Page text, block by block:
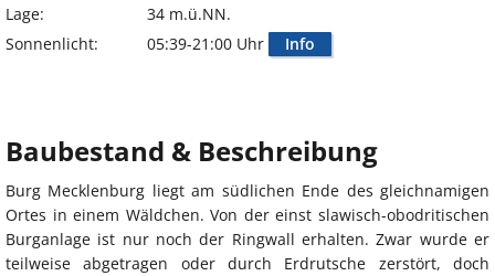
Lage:
34 m.ü.NN.
Sonnenlicht:
05:39-21:00 Uhr Info
Baubestand & Beschreibung
Burg Mecklenburg liegt am südlichen Ende des gleichnamigen
Ortes in einem Wäldchen. Von der einst slawisch-obodritischen
Burganlage ist nur noch der Ringwall erhalten. Zwar wurde er
teilweise abgetragen oder durch Erdrutsche zerstört, doch